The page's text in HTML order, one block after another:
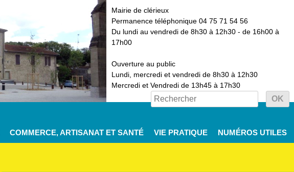
Mairie de clérieux
Permanence téléphonique 04 75 71 54 56
Du lundi au vendredi de 8h30 à 12h30 - de 16h00 à
17h00
Ouverture au public
Lundi, mercredi et vendredi de 8h30 à 12h30
Mercredi et Vendredi de 13h45 à 17h30
COMMERCE, ARTISANAT ET SANTÉ VIE PRATIQUE NUMÉROS UTILES